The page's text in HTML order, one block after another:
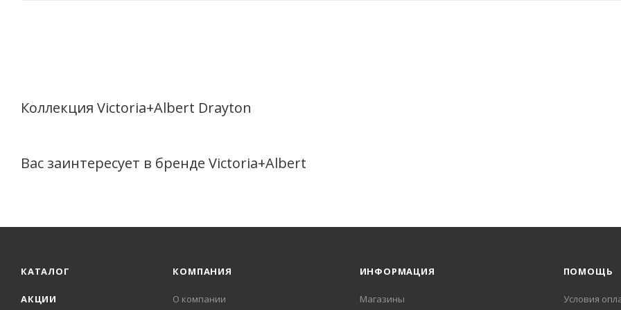
Коллекция Victoria+Albert Drayton
Вас заинтересует в бренде Victoria+Albert
КАТАЛОГ
АКЦИИ
КОМПАНИЯ
О компании
ИНФОРМАЦИЯ
Магазины
ПОМОЩЬ
Условия